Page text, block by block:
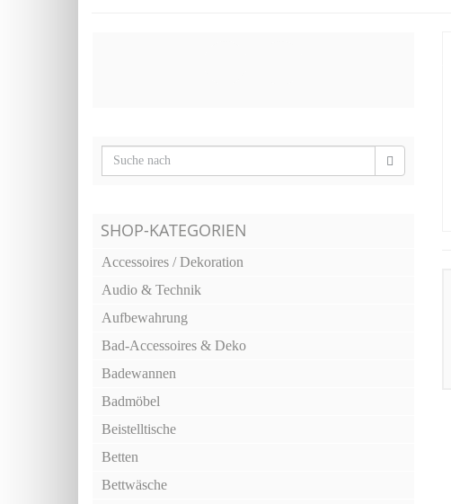
SHOP-KATEGORIEN
Accessoires / Dekoration
Audio & Technik
Aufbewahrung
Bad-Accessoires & Deko
Badewannen
Badmöbel
Beistelltische
Betten
Bettwäsche